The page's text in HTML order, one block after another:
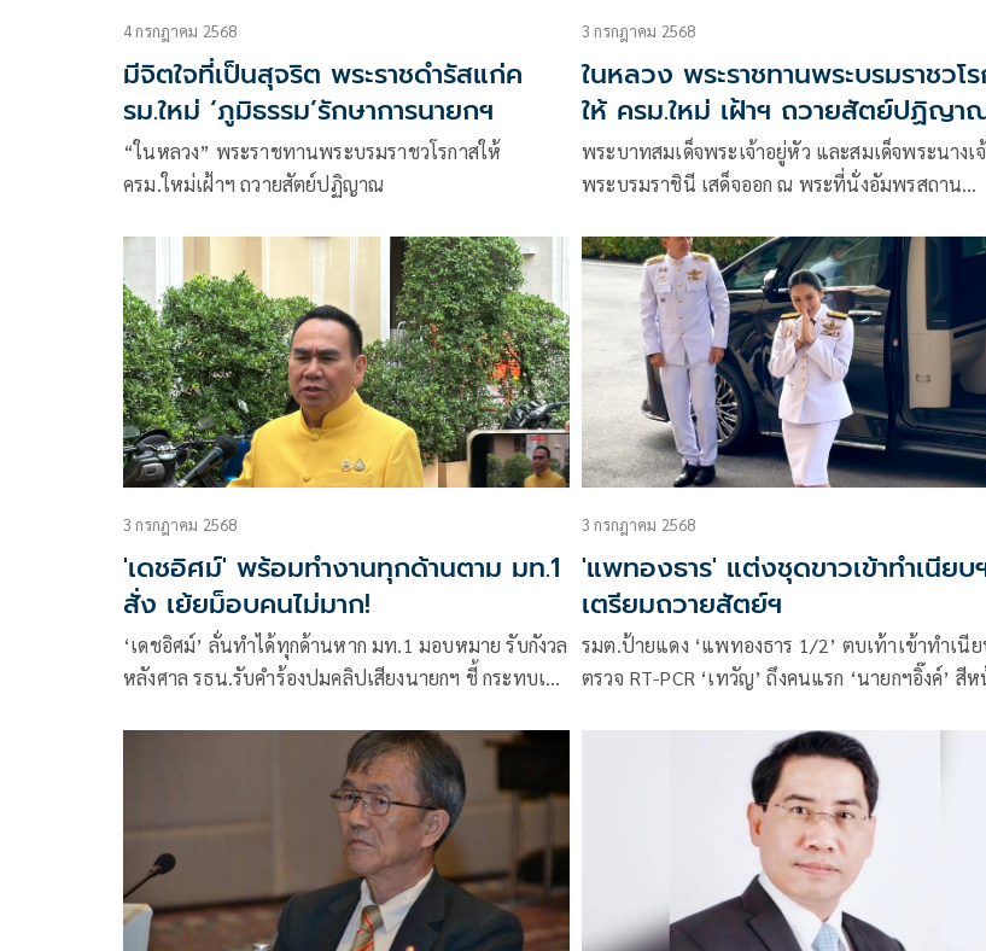
4 กรกฎาคม 2568
มีจิตใจที่เป็นสุจริต พระราชดำรัสแก่ค
รม.ใหม่ ‘ภูมิธรรม’รักษาการนายกฯ
“ในหลวง” พระราชทานพระบรมราชวโรกาสให้
ครม.ใหม่เฝ้าฯ ถวายสัตย์ปฏิญาณ
3 กรกฎาคม 2568
ในหลวง พระราชทานพระบรมราชวโ
ให้ ครม.ใหม่ เฝ้าฯ ถวายสัตย์ปฏิญา
พระบาทสมเด็จพระเจ้าอยู่หัว และสมเด็จพระนางเ
พระบรมราชินี เสด็จออก ณ พระที่นั่งอัมพรสถาน
นายสุริยะ จึงรุ่งเรืองกิจ รองนายกรัฐมนตรี รักษาราช
แทนนายกรัฐมนตรี
3 กรกฎาคม 2568
'เดชอิศม์' พร้อมทำงานทุกด้านตาม มท.1
สั่ง เย้ยม็อบคนไม่มาก!
‘เดชอิศม์’ ลั่นทำได้ทุกด้านหาก มท.1 มอบหมาย รับกังวล
หลังศาล รธน.รับคำร้องปมคลิปเสียงนายกฯ ชี้ กระทบเชื่อ
3 กรกฎาคม 2568
'แพทองธาร' แต่งชุดขาวเข้าทำเนียบ
เตรียมถวายสัตย์ฯ
รมต.ป้ายแดง ‘แพทองธาร 1/2’ ตบเท้าเข้าทำเนี
ตรวจ RT-PCR ‘เทวัญ’ ถึงคนแรก ‘นายกฯอิ๊งค์’ สีห